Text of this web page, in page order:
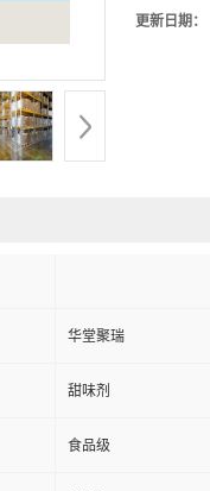
更新日期：
华堂聚瑞
甜味剂
食品级